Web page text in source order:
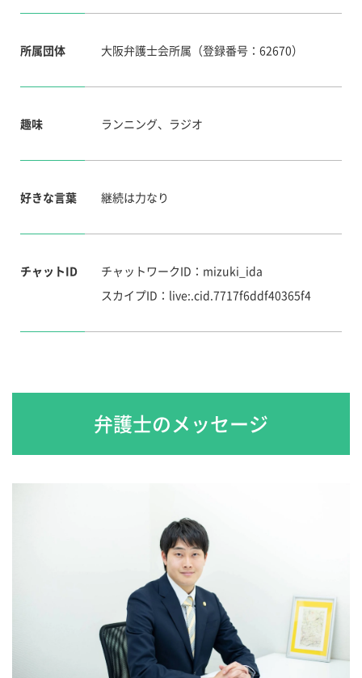
所属団体 大阪弁護士会所属（登録番号：62670）
趣味 ランニング、ラジオ
好きな言葉 継続は力なり
チャットID
チャットワークID：mizuki_ida
スカイプID：live:.cid.7717f6ddf40365f4
弁護士のメッセージ